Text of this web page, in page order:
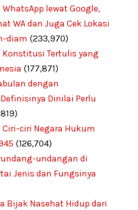
WhatsApp lewat Google,
WA dan Juga Cek Lokasi
diam (233,970)
Konstitusi Tertulis yang
(177,871)
dengan
Dinilai Perlu
ciri Negara Hukum
(126,704)
undangan di
Jenis dan Fungsinya
Bijak Nasehat Hidup dari